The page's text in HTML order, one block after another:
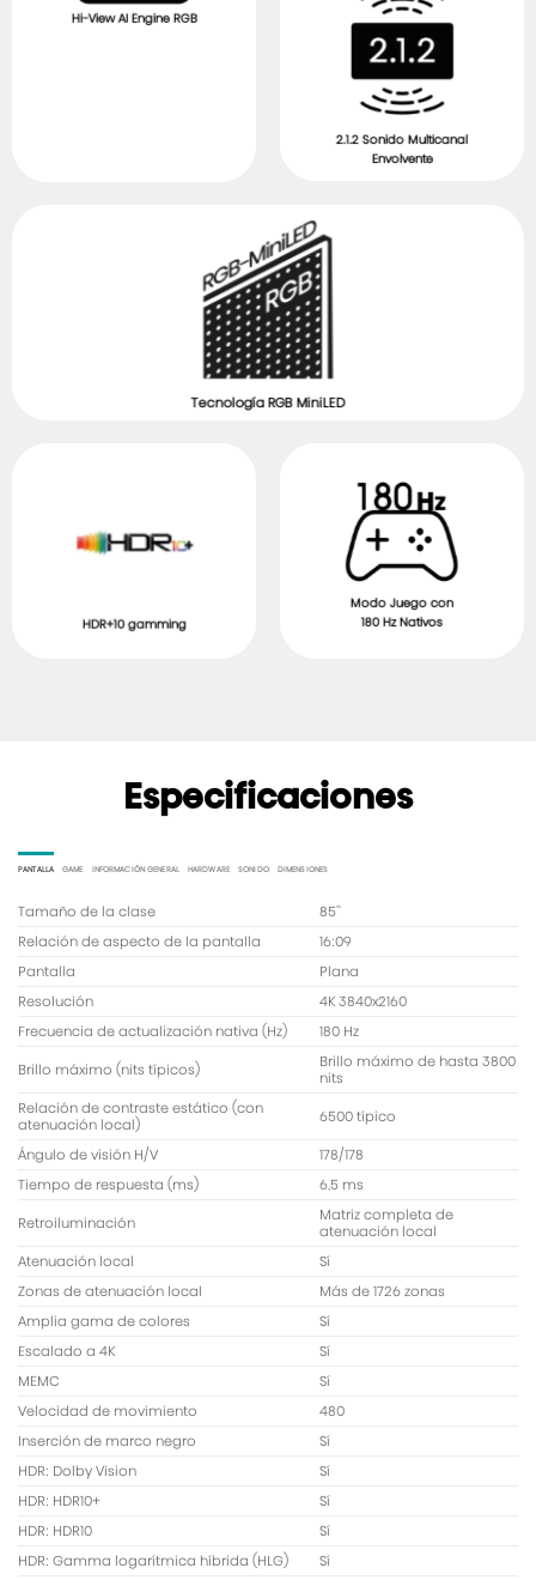
Hi-View AI Engine RGB
Tecnología RGB MiniLED
2.1.2 Sonido Multicanal
Envolvente
HDR+10 gamming
Modo Juego con
180 Hz Nativos
Especificaciones
PANTALLA GAME INFORMACIÓN GENERAL HARDWARE SONIDO DIMENSIONES
Tamaño de la clase
85''
Relación de aspecto de la pantalla
16:09
Pantalla
Plana
Resolución
4K 3840x2160
Frecuencia de actualización nativa (Hz)
180 Hz
Brillo máximo (nits típicos)
Brillo máximo de hasta 3800
nits
Relación de contraste estático (con
atenuación local)
6500 típico
Ángulo de visión H/V
178/178
Tiempo de respuesta (ms)
6,5 ms
Retroiluminación
Matriz completa de
atenuación local
Atenuación local
Sí
Zonas de atenuación local
Más de 1726 zonas
Amplia gama de colores
Sí
Escalado a 4K
Sí
MEMC
Sí
Velocidad de movimiento
480
Inserción de marco negro
Sí
HDR: Dolby Vision
Sí
HDR: HDR10+
Sí
HDR: HDR10
Sí
HDR: Gamma logarítmica híbrida (HLG)
Sí